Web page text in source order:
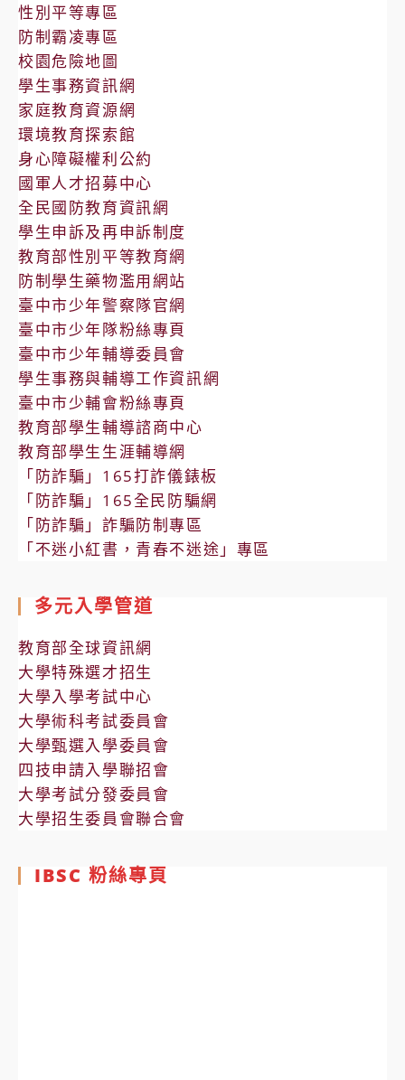
性別平等專區
防制霸凌專區
校園危險地圖
學生事務資訊網
家庭教育資源網
環境教育探索館
身心障礙權利公約
國軍人才招募中心
全民國防教育資訊網
學生申訴及再申訴制度
教育部性別平等教育網
防制學生藥物濫用網站
臺中市少年警察隊官網
臺中市少年隊粉絲專頁
臺中市少年輔導委員會
學生事務與輔導工作資訊網
臺中市少輔會粉絲專頁
教育部學生輔導諮商中心
教育部學生生涯輔導網
「防詐騙」165打詐儀錶板
「防詐騙」165全民防騙網
「防詐騙」詐騙防制專區
「不迷小紅書，青春不迷途」專區
多元入學管道
教育部全球資訊網
大學特殊選才招生
大學入學考試中心
大學術科考試委員會
大學甄選入學委員會
四技申請入學聯招會
大學考試分發委員會
大學招生委員會聯合會
IBSC 粉絲專頁